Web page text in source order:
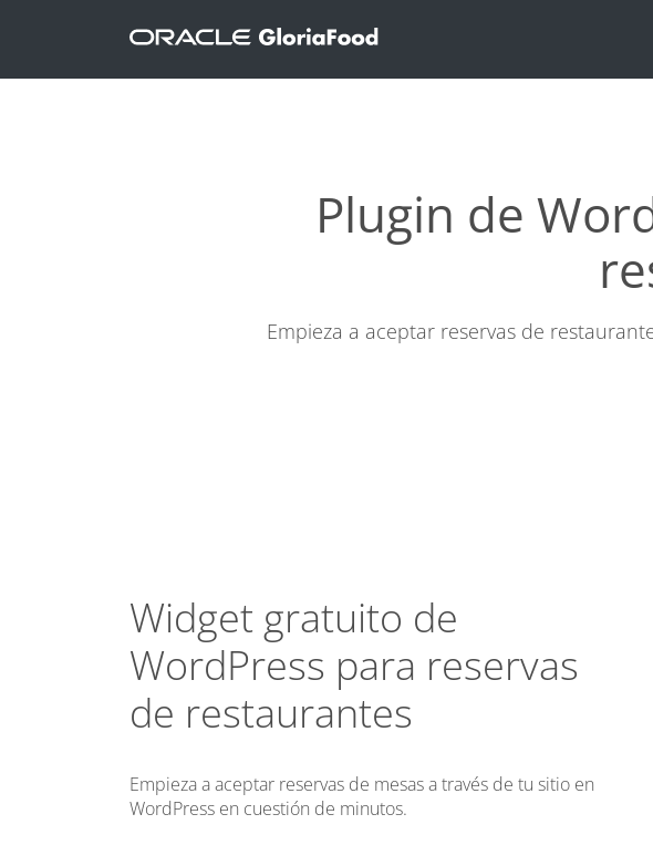
Plugin de
Empieza a aceptar reservas de
Widget gratuito de
WordPress para reservas
de restaurantes
Empieza a aceptar reservas de mesas a través de tu sitio en
WordPress en cuestión de minutos.